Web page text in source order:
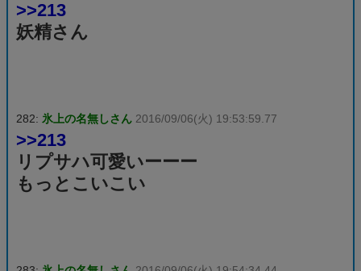
>>213
妖精さん
282: 氷上の名無しさん 2016/09/06(火) 19:53:59.77
>>213
リプサハ可愛いーーー
もっとこいこい